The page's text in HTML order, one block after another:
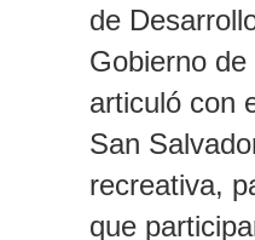
de
Gobierno
articuló con
San
recreativa,
que